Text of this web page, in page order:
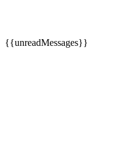
{{unreadMessages}}